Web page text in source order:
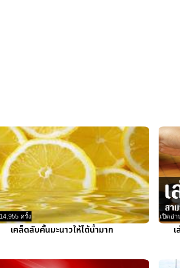
ครั้ง
เคล็ดลับคั้นมะนาวให้ได้น้ำมาก
เปิดอ่า